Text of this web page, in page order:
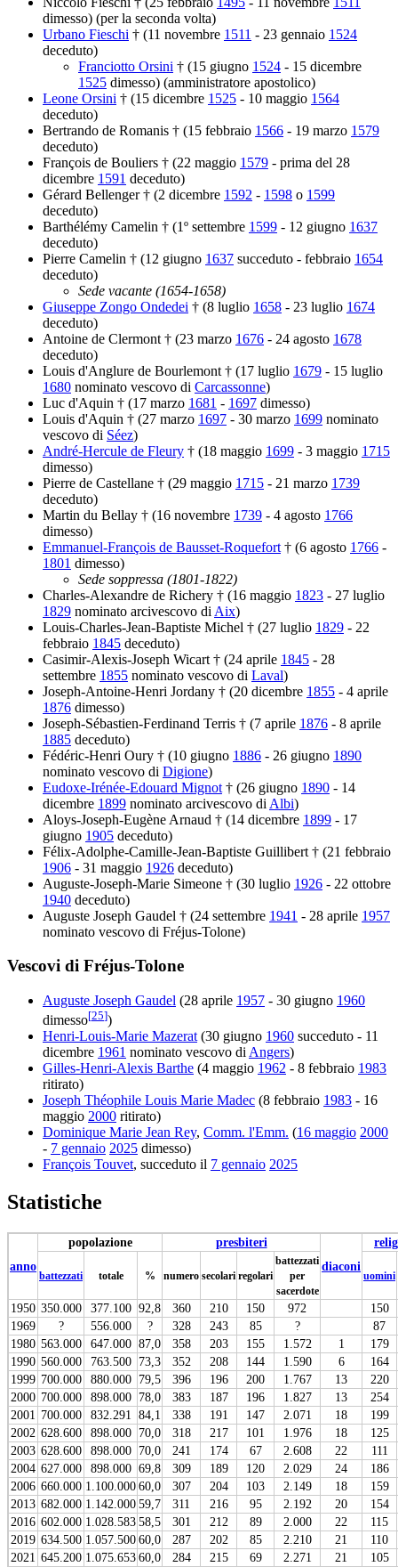
dimesso) (per la seconda volta)
Urbano Fieschi † (11 novembre 1511 - 23 gennaio 1524
deceduto)
Franciotto Orsini † (15 giugno 1524 - 15 dicembre
1525 dimesso) (amministratore apostolico)
Leone Orsini † (15 dicembre 1525 - 10 maggio 1564
deceduto)
Bertrando de Romanis † (15 febbraio 1566 - 19 marzo 1579
deceduto)
François de Bouliers † (22 maggio 1579 - prima del 28
dicembre 1591 deceduto)
Gérard Bellenger † (2 dicembre 1592 - 1598 o 1599
deceduto)
Barthélémy Camelin † (1º settembre 1599 - 12 giugno 1637
deceduto)
Pierre Camelin † (12 giugno 1637 succeduto - febbraio 1654
deceduto)
Sede vacante (1654-1658)
Giuseppe Zongo Ondedei † (8 luglio 1658 - 23 luglio 1674
deceduto)
Antoine de Clermont † (23 marzo 1676 - 24 agosto 1678
deceduto)
Louis d'Anglure de Bourlemont † (17 luglio 1679 - 15 luglio
1680 nominato vescovo di Carcassonne)
Luc d'Aquin † (17 marzo 1681 - 1697 dimesso)
Louis d'Aquin † (27 marzo 1697 - 30 marzo 1699 nominato
vescovo di Séez)
André-Hercule de Fleury † (18 maggio 1699 - 3 maggio 1715
dimesso)
Pierre de Castellane † (29 maggio 1715 - 21 marzo 1739
deceduto)
Martin du Bellay † (16 novembre 1739 - 4 agosto 1766
dimesso)
Emmanuel-François de Bausset-Roquefort † (6 agosto 1766 -
1801 dimesso)
Sede soppressa (1801-1822)
Charles-Alexandre de Richery † (16 maggio 1823 - 27 luglio
1829 nominato arcivescovo di Aix)
Louis-Charles-Jean-Baptiste Michel † (27 luglio 1829 - 22
febbraio 1845 deceduto)
Casimir-Alexis-Joseph Wicart † (24 aprile 1845 - 28
settembre 1855 nominato vescovo di Laval)
Joseph-Antoine-Henri Jordany † (20 dicembre 1855 - 4 aprile
1876 dimesso)
Joseph-Sébastien-Ferdinand Terris † (7 aprile 1876 - 8 aprile
1885 deceduto)
Fédéric-Henri Oury † (10 giugno 1886 - 26 giugno 1890
nominato vescovo di Digione)
Eudoxe-Irénée-Edouard Mignot † (26 giugno 1890 - 14
dicembre 1899 nominato arcivescovo di Albi)
Aloys-Joseph-Eugène Arnaud † (14 dicembre 1899 - 17
giugno 1905 deceduto)
Félix-Adolphe-Camille-Jean-Baptiste Guillibert † (21 febbraio
1906 - 31 maggio 1926 deceduto)
Auguste-Joseph-Marie Simeone † (30 luglio 1926 - 22 ottobre
1940 deceduto)
Auguste Joseph Gaudel † (24 settembre 1941 - 28 aprile 1957
nominato vescovo di Fréjus-Tolone)
Vescovi di Fréjus-Tolone
Auguste Joseph Gaudel (28 aprile 1957 - 30 giugno 1960
dimesso[25])
Henri-Louis-Marie Mazerat (30 giugno 1960 succeduto - 11
dicembre 1961 nominato vescovo di Angers)
Gilles-Henri-Alexis Barthe (4 maggio 1962 - 8 febbraio 1983
ritirato)
Joseph Théophile Louis Marie Madec (8 febbraio 1983 - 16
maggio 2000 ritirato)
Dominique Marie Jean Rey, Comm. l'Emm. (16 maggio 2000
- 7 gennaio 2025 dimesso)
François Touvet, succeduto il 7 gennaio 2025
Statistiche
anno
popolazione
presbiteri
diaconi
battezzati totale % numero secolari regolari
battezzati
per
sacerdote
uomini
1950 350.000 377.100 92,8 360 210 150 972
150
1969
? 556.000 ? 328 243 85 ?
87
1980 563.000 647.000 87,0 358 203 155 1.572 1
179
1990 560.000 763.500 73,3 352 208 144 1.590 6
164
1999 700.000 880.000 79,5 396 196 200 1.767 13
220
2000 700.000 898.000 78,0 383 187 196 1.827 13
254
2001 700.000 832.291 84,1 338 191 147 2.071 18
199
2002 628.600 898.000 70,0 318 217 101 1.976 18
125
2003 628.600 898.000 70,0 241 174 67 2.608 22
111
2004 627.000 898.000 69,8 309 189 120 2.029 24
186
2006 660.000 1.100.00060,0 307 204 103 2.149 18
159
2013 682.000 1.142.00059,7 311 216 95 2.192 20
154
2016 602.000 1.028.58358,5 301 212 89 2.000 22
115
2019 634.500 1.057.50060,0 287 202 85 2.210 21
110
2021 645.200 1.075.65360,0 284 215 69 2.271 21 105